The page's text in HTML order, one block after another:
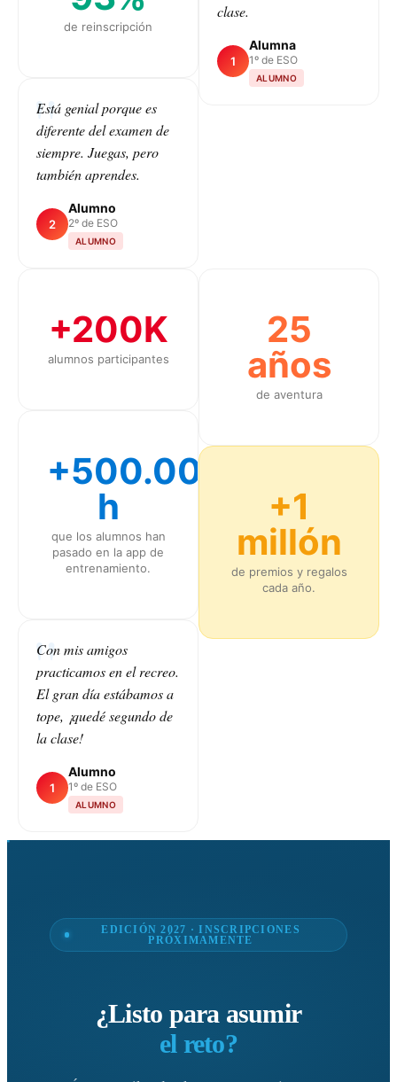
de reinscripción
Está genial porque es
diferente del examen de
siempre. Juegas, pero
también aprendes.
2
Alumno
2º de ESO
ALUMNO
clase.
1
Alumna
1º de ESO
ALUMNO
+200K
alumnos participantes
+500.000
h
que los alumnos han
pasado en la app de
entrenamiento.
Con mis amigos
practicamos en el recreo.
El gran día estábamos a
tope, ¡quedé segundo de
la clase!
1
Alumno
1º de ESO
ALUMNO
25
años
de aventura
+1
millón
de premios y regalos
cada año.
EDICIÓN 2027 · INSCRIPCIONES
PRÓXIMAMENTE
¿Listo para asumir
el reto?